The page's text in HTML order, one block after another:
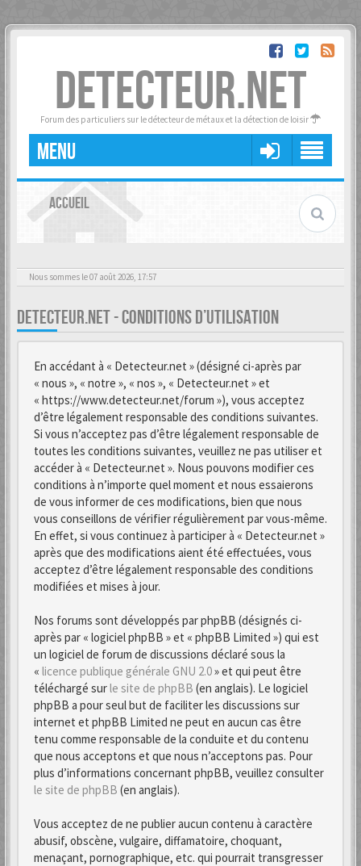
DETECTEUR.NET
Forum des particuliers sur le détecteur de métaux et la détection de loisir
MENU
ACCUEIL
Nous sommes le 07 août 2026, 17:57
DETECTEUR.NET - CONDITIONS D’UTILISATION
En accédant à « Detecteur.net » (désigné ci-après par
« nous », « notre », « nos », « Detecteur.net » et
« https://www.detecteur.net/forum »), vous acceptez
d’être légalement responsable des conditions suivantes.
Si vous n’acceptez pas d’être légalement responsable de
toutes les conditions suivantes, veuillez ne pas utiliser et
accéder à « Detecteur.net ». Nous pouvons modifier ces
conditions à n’importe quel moment et nous essaierons
de vous informer de ces modifications, bien que nous
vous conseillons de vérifier régulièrement par vous-même.
En effet, si vous continuez à participer à « Detecteur.net »
après que des modifications aient été effectuées, vous
acceptez d’être légalement responsable des conditions
modifiées et mises à jour.
Nos forums sont développés par phpBB (désignés ci-
après par « logiciel phpBB » et « phpBB Limited ») qui est
un logiciel de forum de discussions déclaré sous la
« licence publique générale GNU 2.0» et qui peut être
téléchargé surle site de phpBB (en anglais). Le logiciel
phpBB a pour seul but de faciliter les discussions sur
internet et phpBB Limited ne peut en aucun cas être
tenu comme responsable de la conduite et du contenu
que nous acceptons et que nous n’acceptons pas. Pour
plus d’informations concernant phpBB, veuillez consulter
le site de phpBB (en anglais).
Vous acceptez de ne publier aucun contenu à caractère
abusif, obscène, vulgaire, diffamatoire, choquant,
menaçant, pornographique, etc. qui pourrait transgresser